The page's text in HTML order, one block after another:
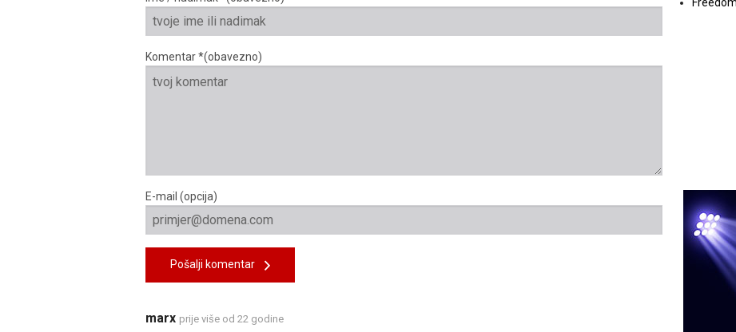
Komentar *(obavezno)
E-mail (opcija)
Pošalji komentar
marx prije više od 22 godine